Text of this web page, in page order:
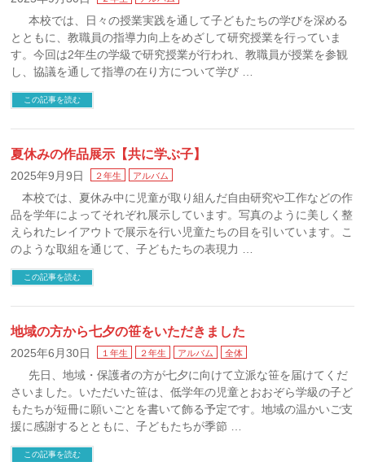
本校では、日々の授業実践を通して子どもたちの学びを深める
とともに、教職員の指導力向上をめざして研究授業を行っていま
す。今回は2年生の学級で研究授業が行われ、教職員が授業を参観
し、協議を通して指導の在り方について学び …
この記事を読む
夏休みの作品展示【共に学ぶ子】
2025年9月9日 ２年生 アルバム
本校では、夏休み中に児童が取り組んだ自由研究や工作などの作
品を学年によってそれぞれ展示しています。写真のように美しく整
えられたレイアウトで展示を行い児童たちの目を引いています。こ
のような取組を通じて、子どもたちの表現力 …
この記事を読む
地域の方から七夕の笹をいただきました
2025年6月30日 １年生 ２年生 アルバム 全体
先日、地域・保護者の方が七夕に向けて立派な笹を届けてくだ
さいました。いただいた笹は、低学年の児童とおおぞら学級の子ど
もたちが短冊に願いごとを書いて飾る予定です。地域の温かいご支
援に感謝するとともに、子どもたちが季節 …
この記事を読む